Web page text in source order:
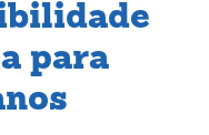
para